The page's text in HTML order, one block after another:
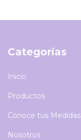
Categorías
Inicio
Productos
Conoce tus Medidas
Nosotros